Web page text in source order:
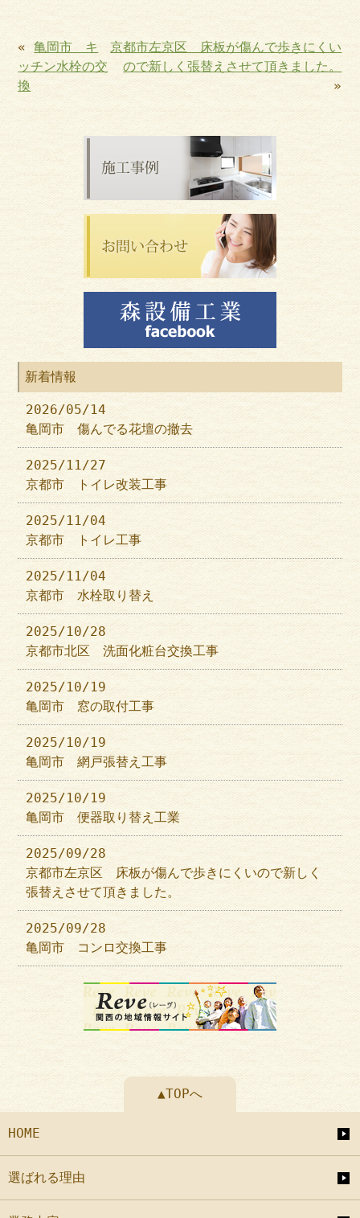
«亀岡市 キ
ッチン水栓の交
換
京都市左京区 床板が傷んで歩きにくい
ので新しく張替えさせて頂きました。
»
新着情報
2026/05/14
亀岡市 傷んでる花壇の撤去
2025/11/27
京都市 トイレ改装工事
2025/11/04
京都市 トイレ工事
2025/11/04
京都市 水栓取り替え
2025/10/28
京都市北区 洗面化粧台交換工事
2025/10/19
亀岡市 窓の取付工事
2025/10/19
亀岡市 網戸張替え工事
2025/10/19
亀岡市 便器取り替え工業
2025/09/28
京都市左京区 床板が傷んで歩きにくいので新しく
張替えさせて頂きました。
2025/09/28
亀岡市 コンロ交換工事
▲TOPへ
HOME
選ばれる理由